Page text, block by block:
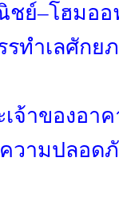
ย์–โฮมออ
รทำเลศักย
จ้าของอา
วามปลอด